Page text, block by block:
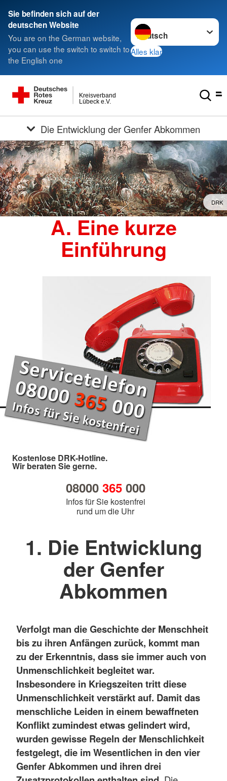
Sie befinden sich auf der
deutschen Website
You are on the German website,
you can use the switch to switch to
the English one
Sprache wechseln zu
Alles klar
Lübeck e.V.
Kreisverband
Die Entwicklung der Genfer Abkommen
DRK
A. Eine kurze
Einführung
Kostenlose DRK-Hotline.
Wir beraten Sie gerne.
08000 365000
Infos für Sie kostenfrei
rund um die Uhr
1. Die Entwicklung
der Genfer
Abkommen
Verfolgt man die Geschichte der Menschheit
bis zu ihren Anfängen zurück, kommt man
zu der Erkenntnis, dass sie immer auch von
Unmenschlichkeit begleitet war.
Insbesondere in Kriegszeiten tritt diese
Unmenschlichkeit verstärkt auf. Damit das
menschliche Leiden in einem bewaffneten
Konflikt zumindest etwas gelindert wird,
wurden gewisse Regeln der Menschlichkeit
festgelegt, die im Wesentlichen in den vier
Genfer Abkommen und ihren drei